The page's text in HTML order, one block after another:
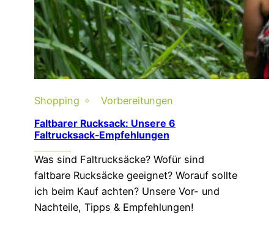
Shopping Vorbereitungen
Faltbarer Rucksack: Unsere 6
Faltrucksack-Empfehlungen
Was sind Faltrucksäcke? Wofür sind
faltbare Rucksäcke geeignet? Worauf sollte
ich beim Kauf achten? Unsere Vor- und
Nachteile, Tipps & Empfehlungen!